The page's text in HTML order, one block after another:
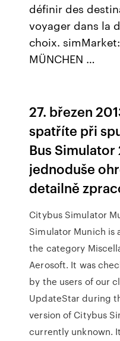
définir des
voyager dans la
choix. simMarket:
MÜNCHEN …
27. březen
spatříte při
Bus Simulator
jednoduše
detailně
Citybus Simulator
Simulator Munich is
the category
Aerosoft. It was
by the users of our
UpdateStar during
version of Citybus
currently unknown.